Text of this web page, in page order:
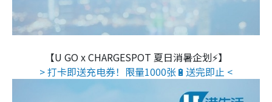
【U GO x CHARGESPOT 夏日消暑企划⚡】
> 打卡即送充电券！限量1000张🔋送完即止 <